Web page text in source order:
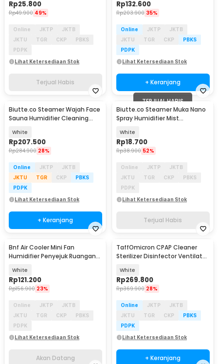
Rp25.800
Rp49.900 49%
Online JKTP
JKTB
JKTU
TGR CKP
PBKS
PDPK
Lihat Ketersediaan Stok
Terjual Habis
Rp132.600
Rp203.900 35%
Online JKTP
JKTB
JKTU
TGR CKP
PBKS
PDPK
Lihat Ketersediaan Stok
+ Keranjang
Biutte.co Steamer Wajah Face
Sauna Humidifier Cleaning
White
Rp207.500
Rp284.900 28%
Online JKTP
JKTB
JKTU
TGR CKP
PBKS
PDPK
Lihat Ketersediaan Stok
+ Keranjang
TERJUAL HABIS
Biutte.co Steamer Muka Nano
Spray Humidifier Mist
White
Rp18.700
Rp38.900 52%
Online JKTP
JKTB
JKTU
TGR CKP
PBKS
PDPK
Lihat Ketersediaan Stok
Terjual Habis
Akan Datang
Bnf Air Cooler Mini Fan
Humidifier Penyejuk Ruangan
White
Rp121.200
Rp156.900 23%
Online JKTP
JKTB
JKTU
TGR CKP
PBKS
PDPK
Lihat Ketersediaan Stok
Akan Datang
TaffOmicron CPAP Cleaner
Sterilizer Disinfector Ventilator
White
Rp269.800
Rp369.900 28%
Online JKTP
JKTB
JKTU
TGR CKP
PBKS
PDPK
Lihat Ketersediaan Stok
+ Keranjang